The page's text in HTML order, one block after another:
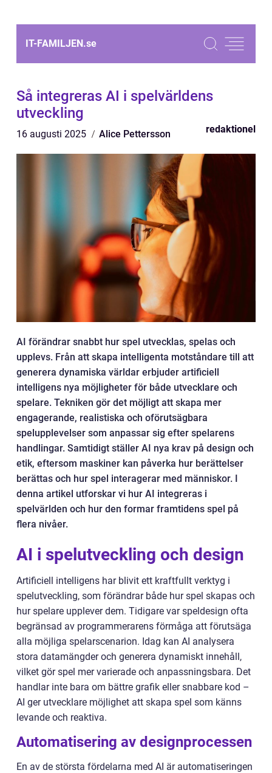
IT-FAMILJEN.se
Så integreras AI i spelvärldens
utveckling
16 augusti 2025 Alice Pettersson redaktionel
AI förändrar snabbt hur spel utvecklas, spelas och
upplevs. Från att skapa intelligenta motståndare till att
generera dynamiska världar erbjuder artificiell
intelligens nya möjligheter för både utvecklare och
spelare. Tekniken gör det möjligt att skapa mer
engagerande, realistiska och oförutsägbara
spelupplevelser som anpassar sig efter spelarens
handlingar. Samtidigt ställer AI nya krav på design och
etik, eftersom maskiner kan påverka hur berättelser
berättas och hur spel interagerar med människor. I
denna artikel utforskar vi hur AI integreras i
spelvärlden och hur den formar framtidens spel på
flera nivåer.
AI i spelutveckling och design
Artificiell intelligens har blivit ett kraftfullt verktyg i
spelutveckling, som förändrar både hur spel skapas och
hur spelare upplever dem. Tidigare var speldesign ofta
begränsad av programmerarens förmåga att förutsäga
alla möjliga spelarscenarion. Idag kan AI analysera
stora datamängder och generera dynamiskt innehåll,
vilket gör spel mer varierade och anpassningsbara. Det
handlar inte bara om bättre grafik eller snabbare kod –
AI ger utvecklare möjlighet att skapa spel som känns
levande och reaktiva.
Automatisering av designprocessen
En av de största fördelarna med AI är automatiseringen